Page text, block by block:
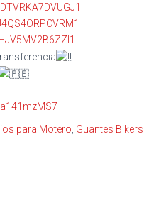
para Motero Guantes Bikers